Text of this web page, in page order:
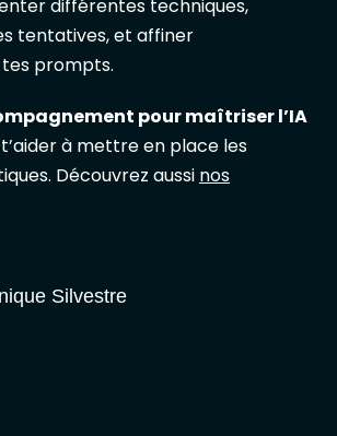
différentes techniques,
tentatives, et affiner
prompts.
pour maîtriser l’IA
à mettre en place les
Découvrez aussi nos
Silvestre